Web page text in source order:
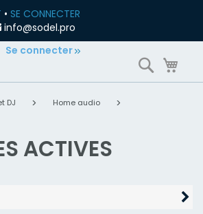
• SE CONNECTER
info@sodel.pro
Se connecter
DJ
Home audio
ACTIVES